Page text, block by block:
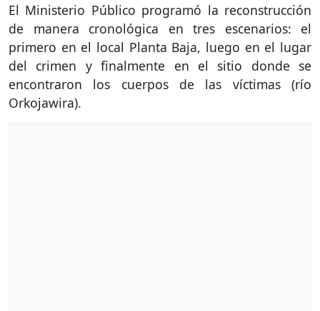
El Ministerio Público programó la reconstrucción
de manera cronológica en tres escenarios: el
primero en el local Planta Baja, luego en el lugar
del crimen y finalmente en el sitio donde se
encontraron los cuerpos de las víctimas (río
Orkojawira).